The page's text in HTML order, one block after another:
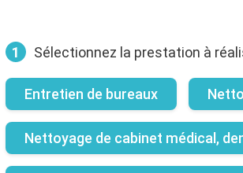
1 Sélectionnez la prestation à
Entretien de bureaux
Nettoyage de cabinet médical,